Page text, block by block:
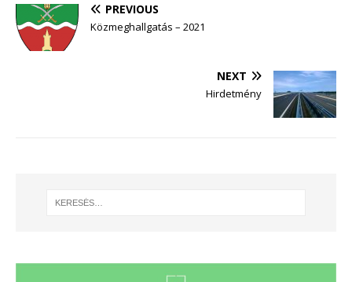
PREVIOUS
Közmeghallgatás – 2021
NEXT
Hirdetmény